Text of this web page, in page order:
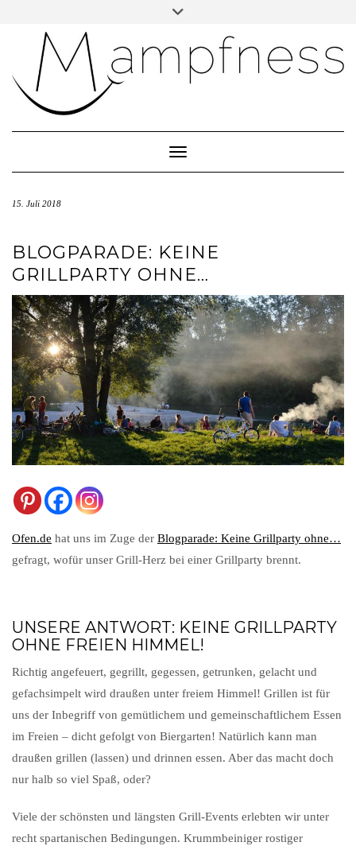
IMPRESSUM
DATENSCHUTZ
Toggle Navigation
15. Juli 2018
BLOGPARADE: KEINE
GRILLPARTY OHNE…
Ofen.de hat uns im Zuge der Blogparade: Keine Grillparty ohne…
gefragt, wofür unser Grill-Herz bei einer Grillparty brennt.
UNSERE ANTWORT: KEINE GRILLPARTY
OHNE FREIEN HIMMEL!
Richtig angefeuert, gegrillt, gegessen, getrunken, gelacht und
gefachsimpelt wird draußen unter freiem Himmel! Grillen ist für
uns der Inbegriff von gemütlichem und gemeinschaftlichem Essen
im Freien – dicht gefolgt von Biergarten! Natürlich kann man
draußen grillen (lassen) und drinnen essen. Aber das macht doch
nur halb so viel Spaß, oder?
Viele der schönsten und längsten Grill-Events erlebten wir unter
recht spartanischen Bedingungen. Krummbeiniger rostiger